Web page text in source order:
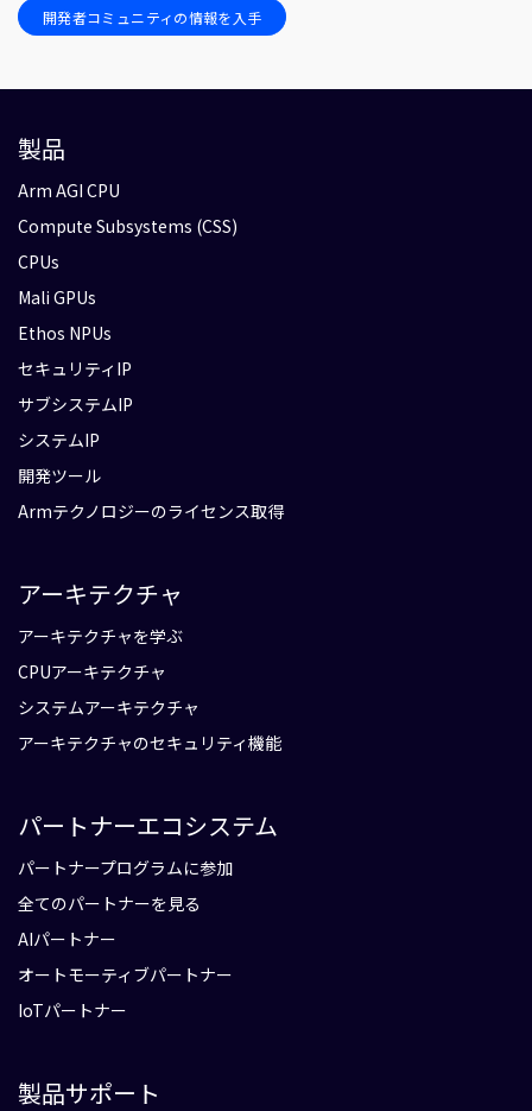
開発者コミュニティの情報を入手
製品
Arm AGI CPU
Compute Subsystems (CSS)
CPUs
Mali GPUs
Ethos NPUs
セキュリティIP
サブシステムIP
システムIP
開発ツール
Armテクノロジーのライセンス取得
アーキテクチャ
アーキテクチャを学ぶ
CPUアーキテクチャ
システムアーキテクチャ
アーキテクチャのセキュリティ機能
パートナーエコシステム
パートナープログラムに参加
全てのパートナーを見る
AIパートナー
オートモーティブパートナー
IoTパートナー
製品サポート